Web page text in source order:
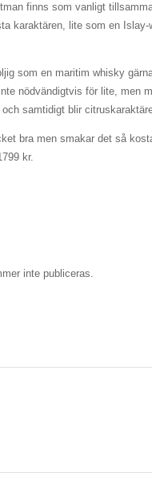
finns som vanligt
karaktären, lite som en
som en maritim whisky
nödvändigtvis för lite, men
samtidigt blir
bra men smakar det så
kr.
inte publiceras.